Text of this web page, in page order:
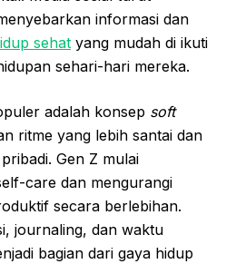
informasi dan
sehat yang mudah di ikuti
sehari-hari mereka.
adalah konsep soft
ritme yang lebih santai dan
Gen Z mulai
care dan mengurangi
secara berlebihan.
journaling, dan waktu
bagian dari gaya hidup